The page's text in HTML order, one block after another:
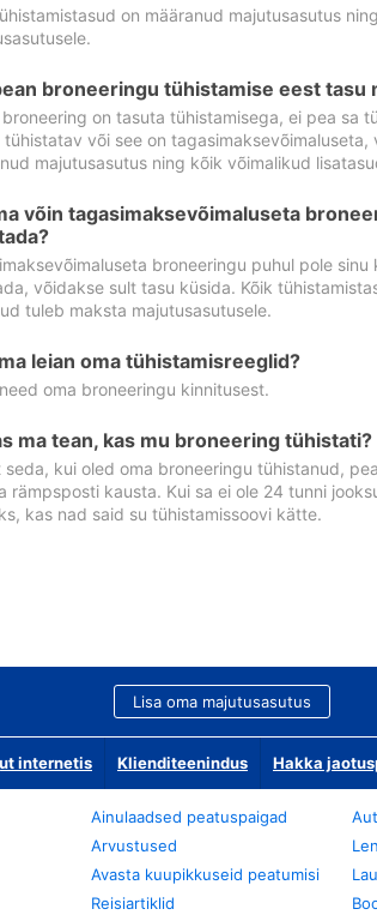
on määranud majutusasutus
broneeringu tühistamise eest tasu
broneering on tasuta tühistamisega, ei pea sa
või see on
majutusasutus ning kõik võimalikud
võin tagasimaksevõimaluseta
broneeringu puhul pole
võidakse sult tasu küsida. Kõik
tuleb maksta majutusasutusele.
leian oma tühistamisreeglid?
oma broneeringu kinnitusest.
ma tean, kas mu broneering tühistati?
seda, kui oled oma broneeringu tühistanud,
rämpsposti kausta. Kui sa ei ole 24 tunni
kas nad said su tühistamissoovi kätte.
Lisa oma majutusasutus
internetis Klienditeenindus Hakka
Ainulaadsed peatuspaigad
Arvustused
Avasta kuupikkuseid peatumisi
Reisiartiklid